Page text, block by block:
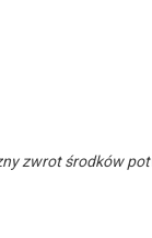
zwrot środków